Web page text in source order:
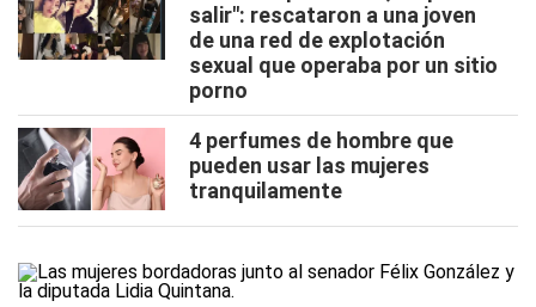
salir": rescataron a una joven
de una red de explotación
sexual que operaba por un sitio
porno
4 perfumes de hombre que
pueden usar las mujeres
tranquilamente